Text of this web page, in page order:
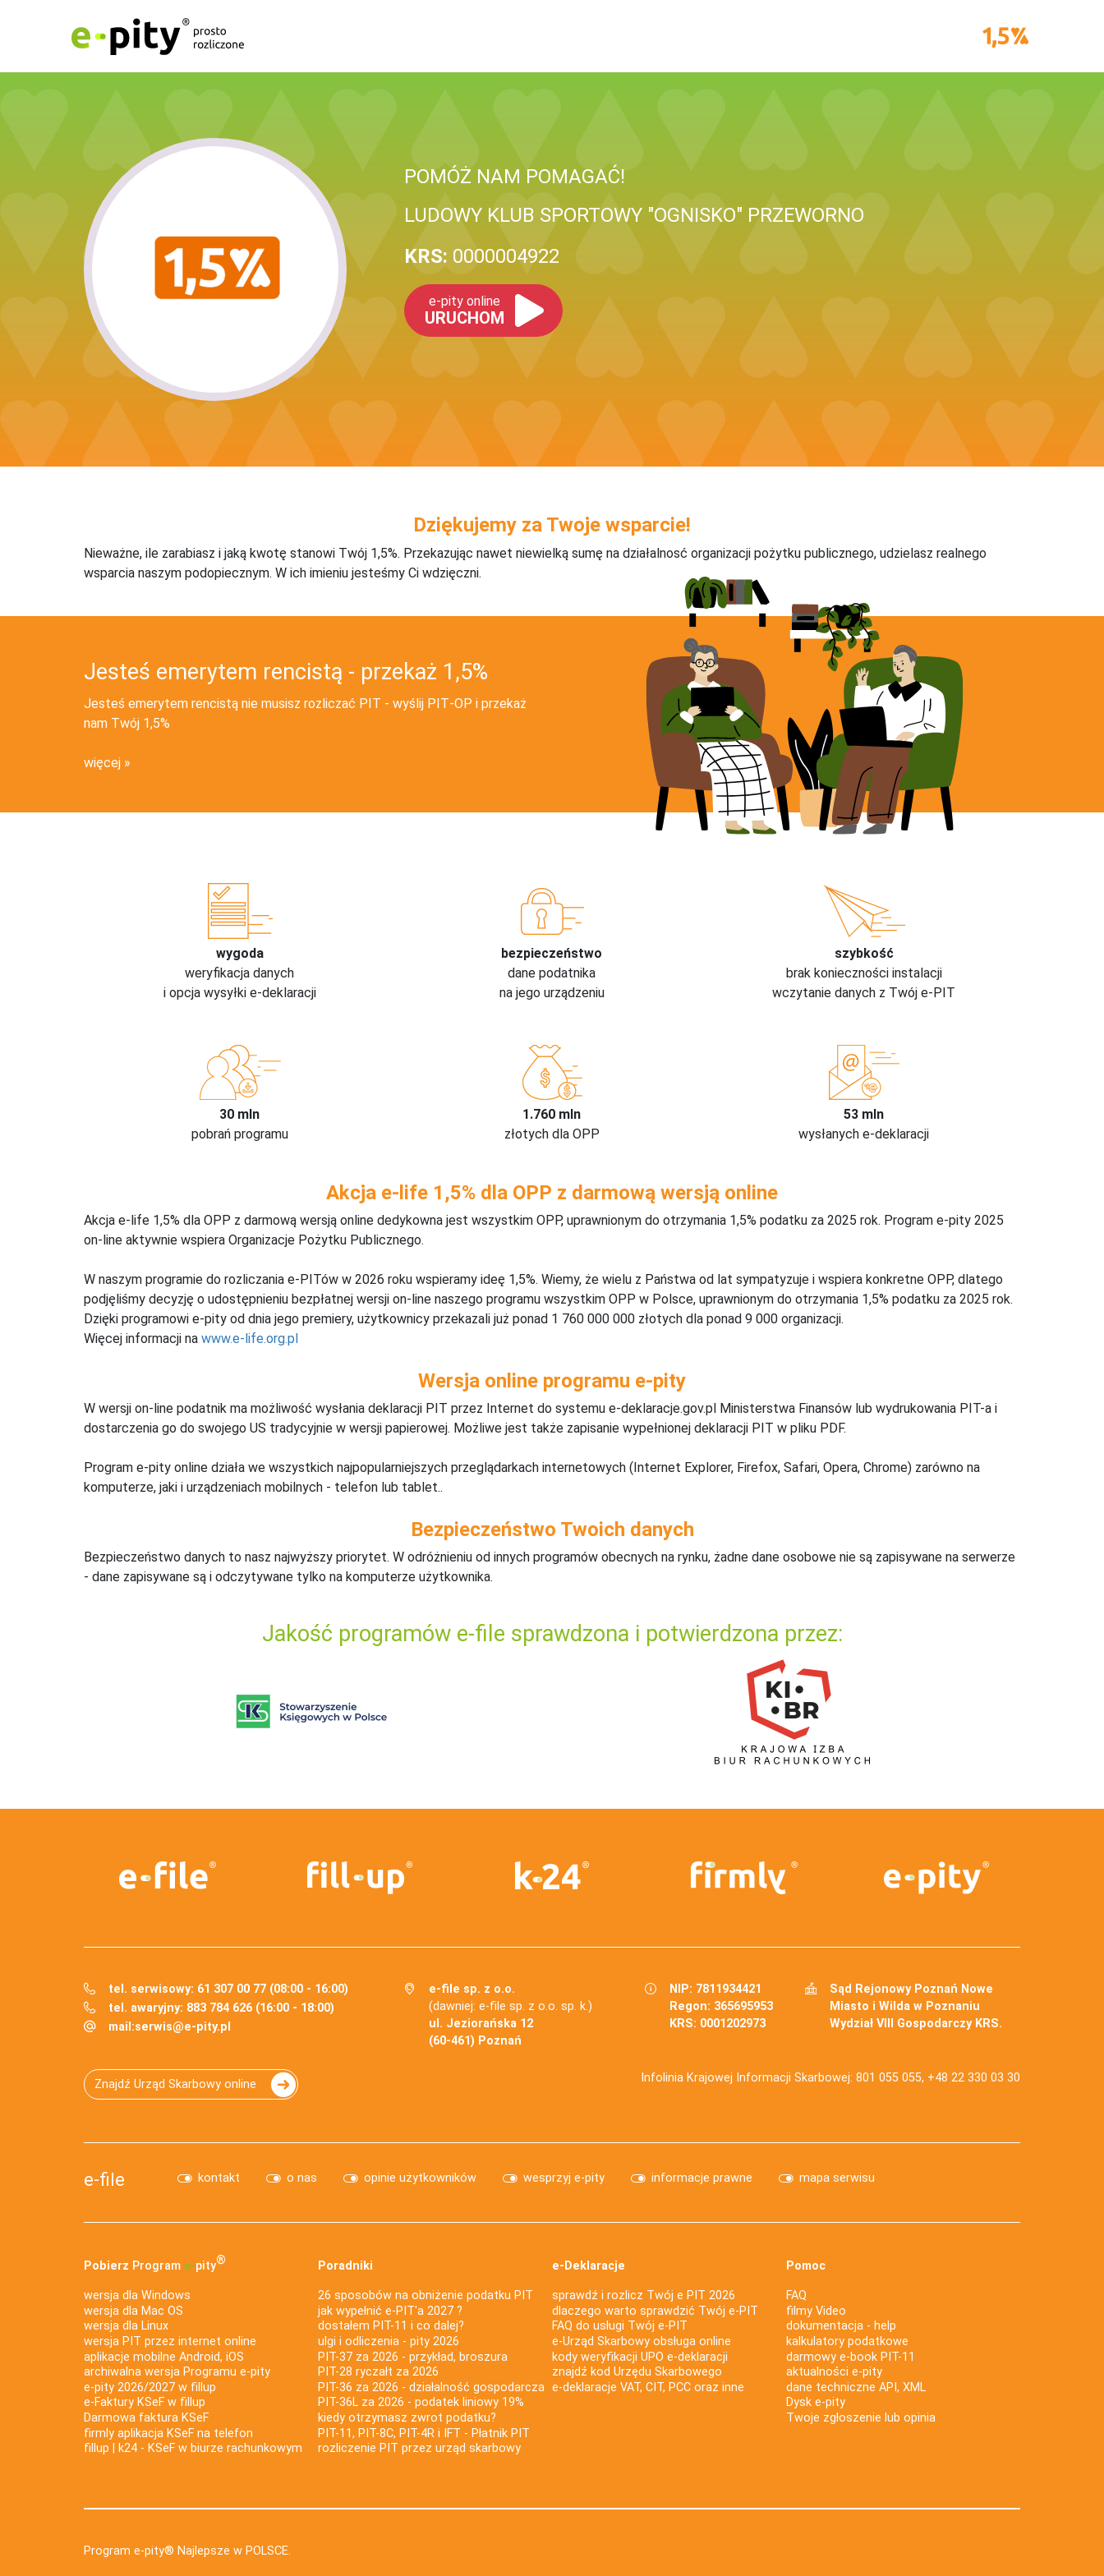
POMÓŻ NAM POMAGAĆ!
LUDOWY KLUB SPORTOWY "OGNISKO" PRZEWORNO
KRS: 0000004922
e-pity online
URUCHOM
Dziękujemy za Twoje wsparcie!
Nieważne, ile zarabiasz i jaką kwotę stanowi Twój 1,5%. Przekazując nawet niewielką sumę na działalnosć organizacji pożytku publicznego, udzielasz realnego
wsparcia naszym podopiecznym. W ich imieniu jesteśmy Ci wdzięczni.
Jesteś emerytem rencistą - przekaż 1,5%
Jesteś emerytem rencistą nie musisz rozliczać PIT - wyślij PIT‑OP i przekaż
nam Twój 1,5%
więcej
wygoda
weryfikacja danych
i opcja wysyłki e-deklaracji
bezpieczeństwo
dane podatnika
na jego urządzeniu
szybkość
brak konieczności instalacji
wczytanie danych z Twój e-PIT
30 mln
pobrań programu
1.760 mln
złotych dla OPP
53 mln
wysłanych e-deklaracji
Akcja e-life 1,5% dla OPP z darmową wersją online
Akcja e-life 1,5% dla OPP z darmową wersją online dedykowna jest wszystkim OPP, uprawnionym do otrzymania 1,5% podatku za 2025 rok. Program e-pity 2025
on-line aktywnie wspiera Organizacje Pożytku Publicznego.
W naszym programie do rozliczania e-PITów w 2026 roku wspieramy ideę 1,5%. Wiemy, że wielu z Państwa od lat sympatyzuje i wspiera konkretne OPP, dlatego
podjęliśmy decyzję o udostępnieniu bezpłatnej wersji on-line naszego programu wszystkim OPP w Polsce, uprawnionym do otrzymania 1,5% podatku za 2025 rok.
Dzięki programowi e-pity od dnia jego premiery, użytkownicy przekazali już ponad 1 760 000 000 złotych dla ponad 9 000 organizacji.
Więcej informacji na www.e-life.org.pl
Wersja online programu e-pity
W wersji on-line podatnik ma możliwość wysłania deklaracji PIT przez Internet do systemu e-deklaracje.gov.pl Ministerstwa Finansów lub wydrukowania PIT-a i
dostarczenia go do swojego US tradycyjnie w wersji papierowej. Możliwe jest także zapisanie wypełnionej deklaracji PIT w pliku PDF.
Program e-pity online działa we wszystkich najpopularniejszych przeglądarkach internetowych (Internet Explorer, Firefox, Safari, Opera, Chrome) zarówno na
komputerze, jaki i urządzeniach mobilnych - telefon lub tablet..
Bezpieczeństwo Twoich danych
Bezpieczeństwo danych to nasz najwyższy priorytet. W odróżnieniu od innych programów obecnych na rynku, żadne dane osobowe nie są zapisywane na serwerze
- dane zapisywane są i odczytywane tylko na komputerze użytkownika.
Jakość programów e-file sprawdzona i potwierdzona przez:
tel. serwisowy: 61 307 00 77 (08:00 - 16:00)
tel. awaryjny: 883 784 626 (16:00 - 18:00)
mail:serwis@e-pity.pl
e-file sp. z o.o.
(dawniej: e-file sp. z o.o. sp. k.)
ul. Jeziorańska 12
(60-461) Poznań
NIP: 7811934421
Regon: 365695953
KRS: 0001202973
Sąd Rejonowy Poznań Nowe
Miasto i Wilda w Poznaniu
Wydział VIII Gospodarczy KRS.
Znajdź Urząd Skarbowy online Infolinia Krajowej Informacji Skarbowej: 801 055 055, +48 22 330 03 30
e-file kontakt o nas opinie użytkowników wesprzyj e-pity informacje prawne mapa serwisu
Pobierz Program e‑pity®
wersja dla Windows
wersja dla Mac OS
wersja dla Linux
wersja PIT przez internet online
aplikacje mobilne Android, iOS
archiwalna wersja Programu e-pity
e-pity 2026/2027 w fillup
e‑Faktury KSeF w fillup
Darmowa faktura KSeF
firmly aplikacja KSeF na telefon
fillup | k24 - KSeF w biurze rachunkowym
Poradniki
26 sposobów na obniżenie podatku PIT
jak wypełnić e-PIT'a 2027 ?
dostałem PIT-11 i co dalej?
ulgi i odliczenia - pity 2026
PIT-37 za 2026 - przykład, broszura
PIT-28 ryczałt za 2026
PIT-36 za 2026 - działalność gospodarcza
PIT-36L za 2026 - podatek liniowy 19%
kiedy otrzymasz zwrot podatku?
PIT-11, PIT-8C, PIT-4R i IFT - Płatnik PIT
rozliczenie PIT przez urząd skarbowy
e-Deklaracje
sprawdź i rozlicz Twój e PIT 2026
dlaczego warto sprawdzić Twój e-PIT
FAQ do usługi Twój e-PIT
e-Urząd Skarbowy obsługa online
kody weryfikacji UPO e-deklaracji
znajdź kod Urzędu Skarbowego
e-deklaracje VAT, CIT, PCC oraz inne
Pomoc
FAQ
filmy Video
dokumentacja - help
kalkulatory podatkowe
darmowy e-book PIT-11
aktualności e-pity
dane techniczne API, XML
Dysk e-pity
Twoje zgłoszenie lub opinia
Program e-pity® Najlepsze w POLSCE.